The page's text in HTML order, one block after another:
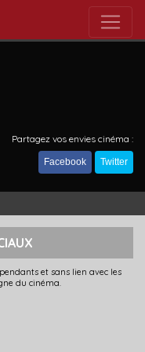
Partagez vos envies cinéma :
Facebook Twitter
et sans lien avec les
du cinéma.